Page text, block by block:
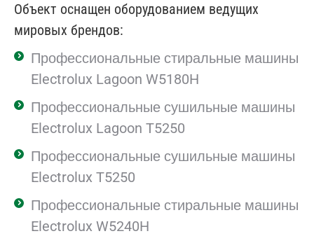
Объект оснащен оборудованием ведущих
мировых брендов:
Профессиональные стиральные машины
Electrolux Lagoon W5180H
Профессиональные сушильные машины
Electrolux Lagoon T5250
Профессиональные сушильные машины
Electrolux T5250
Профессиональные стиральные машины
Electrolux W5240H